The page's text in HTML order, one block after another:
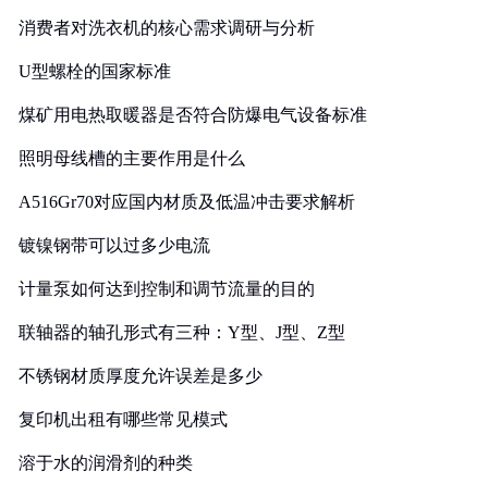
消费者对洗衣机的核心需求调研与分析
U型螺栓的国家标准
煤矿用电热取暖器是否符合防爆电气设备标准
照明母线槽的主要作用是什么
A516Gr70对应国内材质及低温冲击要求解析
镀镍钢带可以过多少电流
计量泵如何达到控制和调节流量的目的
联轴器的轴孔形式有三种：Y型、J型、Z型
不锈钢材质厚度允许误差是多少
复印机出租有哪些常见模式
溶于水的润滑剂的种类